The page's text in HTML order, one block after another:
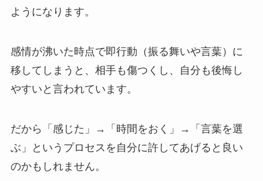
ようになります。
感情が沸いた時点で即行動（振る舞いや言葉）に
移してしまうと、相手も傷つくし、自分も後悔し
やすいと言われています。
だから「感じた」→「時間をおく」→「言葉を選
ぶ」というプロセスを自分に許してあげると良い
のかもしれません。